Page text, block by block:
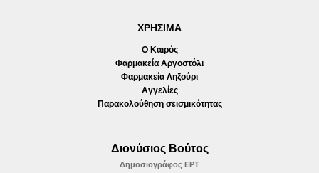
ΧΡΗΣΙΜΑ
Ο Καιρός
Φαρμακεία Αργοστόλι
Φαρμακεία Ληξούρι
Αγγελίες
Παρακολούθηση σεισμικότητας
Διονύσιος Βούτος
Δημοσιογράφος ΕΡΤ